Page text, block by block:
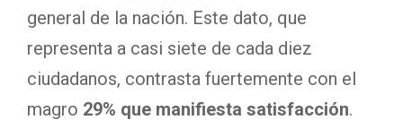
general de la nación. Este dato, que
representa a casi siete de cada diez
ciudadanos, contrasta fuertemente con el
magro 29% que manifiesta satisfacción.